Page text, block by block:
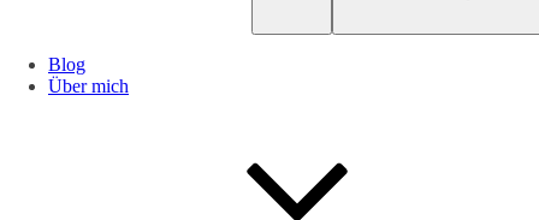
Blog
Über mich